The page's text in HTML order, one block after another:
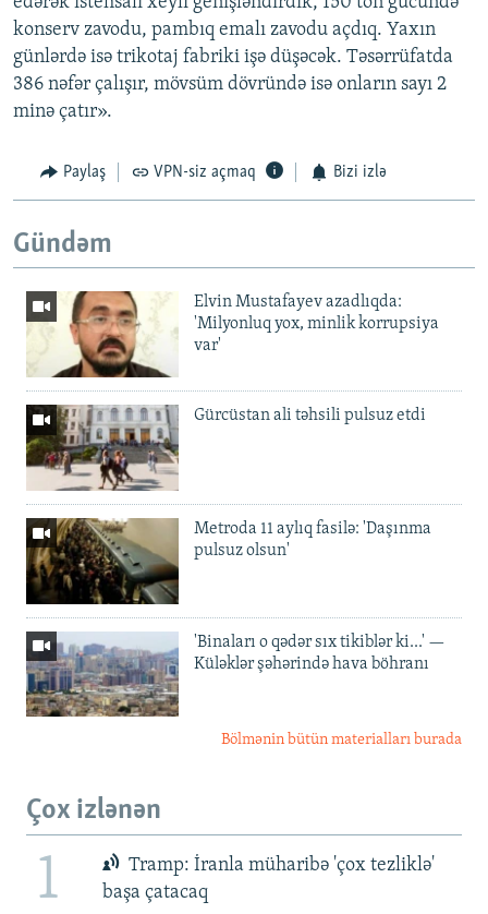
konserv zavodu, pambıq emalı zavodu açdıq. Yaxın
günlərdə isə trikotaj fabriki işə düşəcək. Təsərrüfatda
386 nəfər çalışır, mövsüm dövründə isə onların sayı 2
minə çatır».
Paylaş VPN-siz açmaq Bizi izlə
Gündəm
Elvin Mustafayev azadlıqda:
'Milyonluq yox, minlik korrupsiya
var'
Gürcüstan ali təhsili pulsuz etdi
Metroda 11 aylıq fasilə: 'Daşınma
pulsuz olsun'
'Binaları o qədər sıx tikiblər ki...' —
Küləklər şəhərində hava böhranı
Bölmənin bütün materialları burada
Çox izlənən
1
Tramp: İranla müharibə 'çox tezliklə'
başa çatacaq